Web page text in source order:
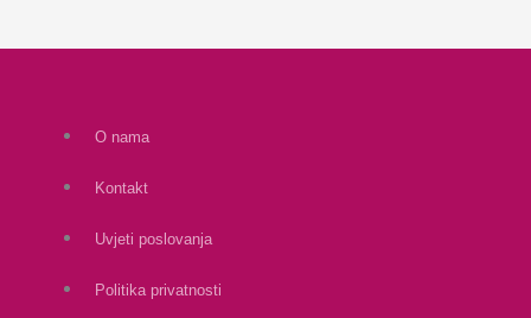
O nama
Kontakt
Uvjeti poslovanja
Politika privatnosti